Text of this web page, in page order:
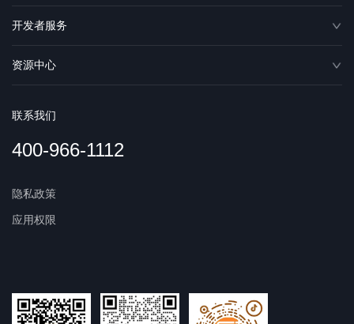
开发者服务
资源中心
联系我们
400-966-1112
隐私政策
应用权限